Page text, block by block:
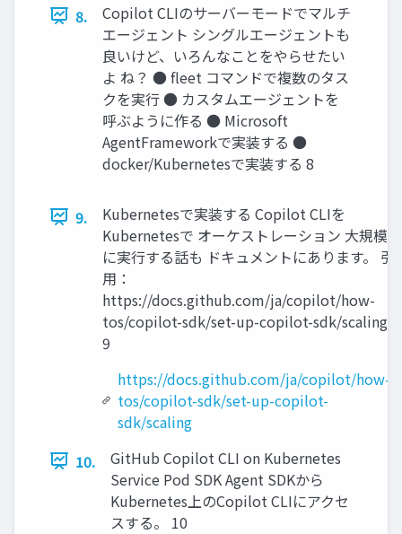
8.
Copilot CLIのサーバーモードでマルチ
エージェント シングルエージェントも
良いけど、いろんなことをやらせたい
よ ね？ ● ﬂeet コマンドで複数のタス
クを実行 ● カスタムエージェントを
呼ぶように作る ● Microsoft
AgentFrameworkで実装する ●
docker/Kubernetesで実装する 8
9.
Kubernetesで実装する Copilot CLIを
Kubernetesで オーケストレーション 大規模
に実行する話も ドキュメントにあります。 引
用：
https://docs.github.com/ja/copilot/how-
tos/copilot-sdk/set-up-copilot-sdk/scaling
9
https://docs.github.com/ja/copilot/how-
tos/copilot-sdk/set-up-copilot-
sdk/scaling
10.
GitHub Copilot CLI on Kubernetes
Service Pod SDK Agent SDKから
Kubernetes上のCopilot CLIにアクセ
スする。 10